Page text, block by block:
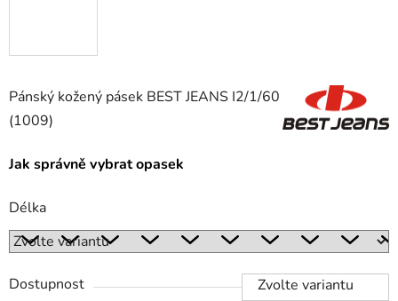
Pánský kožený pásek BEST JEANS I2/1/60
(1009)
Jak správně vybrat opasek
Délka
Dostupnost
Zvolte variantu